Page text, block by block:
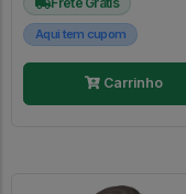
Aqui tem cupom
Carrinho